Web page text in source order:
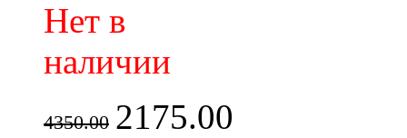
Нет в
наличии
4350.00 2175.00